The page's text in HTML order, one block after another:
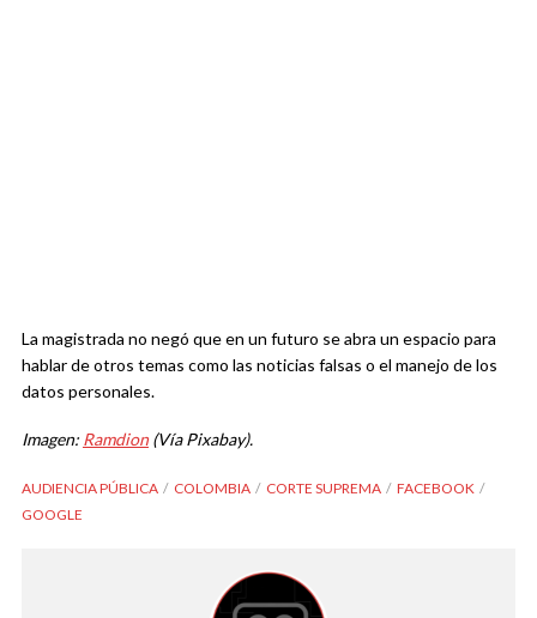
La magistrada no negó que en un futuro se abra un espacio para
hablar de otros temas como las noticias falsas o el manejo de los
datos personales.
Imagen: Ramdion(Vía Pixabay).
AUDIENCIA PÚBLICA COLOMBIA CORTE SUPREMA
FACEBOOK
GOOGLE